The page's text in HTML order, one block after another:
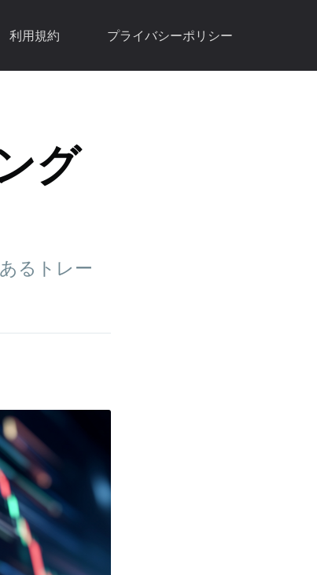
利用規約 プライバシーポリシー
グ
るトレー